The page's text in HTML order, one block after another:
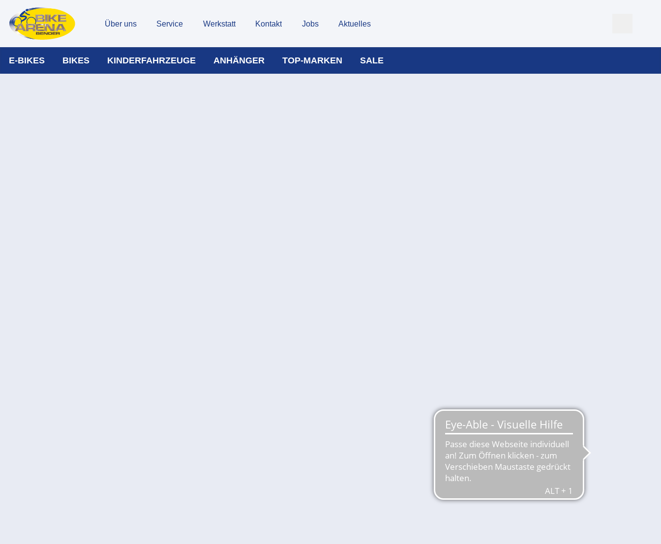
Über uns Service Werkstatt Kontakt Jobs Aktuelles
E-BIKES BIKES KINDERFAHRZEUGE ANHÄNGER TOP-MARKEN SALE